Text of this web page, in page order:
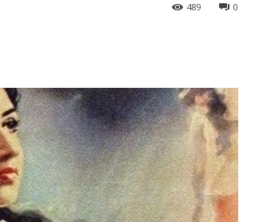
0
489